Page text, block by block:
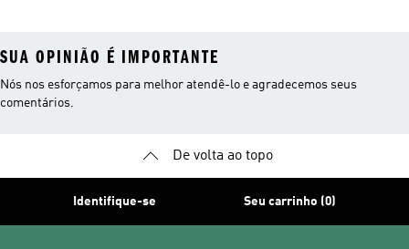
SUA OPINIÃO É IMPORTANTE
Nós nos esforçamos para melhor atendê-lo e agradecemos seus
comentários.
De volta ao topo
Identifique-se Seu carrinho (0)